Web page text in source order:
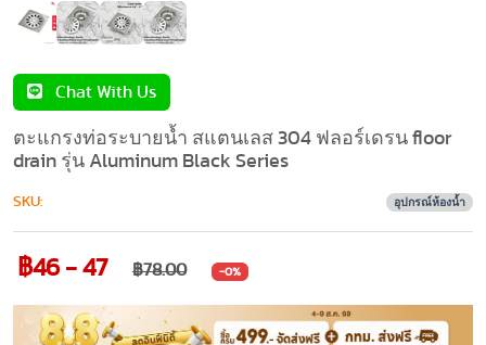
Chat With Us
ตะแกรงท่อระบายน้ำ สแตนเลส 304 ฟลอร์เดรน floor
drain รุ่น Aluminum Black Series
SKU: อุปกรณ์ห้องน้ำ
฿46 - 47 ฿78.00 -0%